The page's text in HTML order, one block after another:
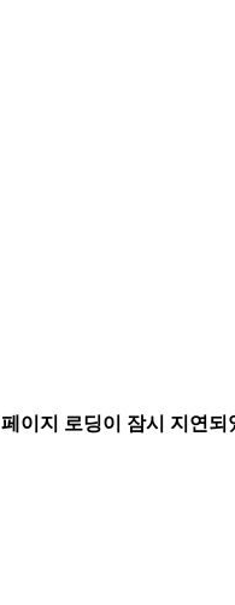
페이지 로딩이 잠시 지연